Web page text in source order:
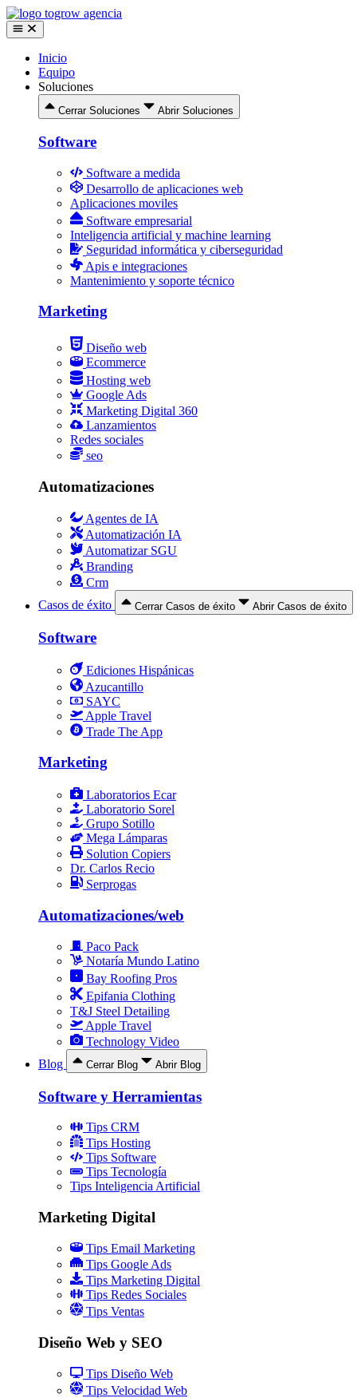
Ir
al
contenido
Inicio
Equipo
Soluciones
Cerrar Soluciones Abrir Soluciones
Software
Software a medida
Desarrollo de aplicaciones web
Aplicaciones moviles
Software empresarial
Inteligencia artificial y machine learning
Seguridad informática y ciberseguridad
Apis e integraciones
Mantenimiento y soporte técnico
Marketing
Diseño web
Ecommerce
Hosting web
Google Ads
Marketing Digital 360
Lanzamientos
Redes sociales
seo
Automatizaciones
Agentes de IA
Automatización IA
Automatizar SGU
Branding
Crm
Casos de éxito
Cerrar Casos de éxito Abrir Casos de éxito
Software
Ediciones Hispánicas
Azucantillo
SAYC
Apple Travel
Trade The App
Marketing
Laboratorios Ecar
Laboratorio Sorel
Grupo Sotillo
Mega Lámparas
Solution Copiers
Dr. Carlos Recio
Serprogas
Automatizaciones/web
Paco Pack
Notaría Mundo Latino
Bay Roofing Pros
Epifania Clothing
T&J Steel Detailing
Apple Travel
Technology Video
Blog
Cerrar Blog Abrir Blog
Software y Herramientas
Tips CRM
Tips Hosting
Tips Software
Tips Tecnología
Tips Inteligencia Artificial
Marketing Digital
Tips Email Marketing
Tips Google Ads
Tips Marketing Digital
Tips Redes Sociales
Tips Ventas
Diseño Web y SEO
Tips Diseño Web
Tips Velocidad Web